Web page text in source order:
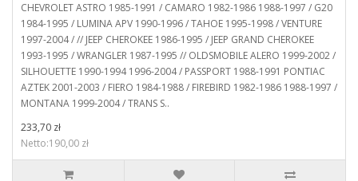
CHEVROLET ASTRO 1985-1991 / CAMARO 1982-1986 1988-1997 / G20
1984-1995 / LUMINA APV 1990-1996 / TAHOE 1995-1998 / VENTURE
1997-2004 / // JEEP CHEROKEE 1986-1995 / JEEP GRAND CHEROKEE
1993-1995 / WRANGLER 1987-1995 // OLDSMOBILE ALERO 1999-2002 /
SILHOUETTE 1990-1994 1996-2004 / PASSPORT 1988-1991 PONTIAC
AZTEK 2001-2003 / FIERO 1984-1988 / FIREBIRD 1982-1986 1988-1997 /
MONTANA 1999-2004 / TRANS S..
233,70 zł
Netto:190,00 zł